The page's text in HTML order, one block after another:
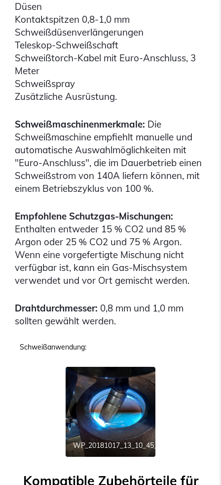
Düsen
Kontaktspitzen 0,8-1,0 mm
Schweißdüsenverlängerungen
Teleskop-Schweißschaft
Schweißtorch-Kabel mit Euro-Anschluss, 3
Meter
Schweißspray
Zusätzliche Ausrüstung.
Schweißmaschinenmerkmale: Die
Schweißmaschine empfiehlt manuelle und
automatische Auswahlmöglichkeiten mit
"Euro-Anschluss", die im Dauerbetrieb einen
Schweißstrom von 140A liefern können, mit
einem Betriebszyklus von 100 %.
Empfohlene Schutzgas-Mischungen:
Enthalten entweder 15 % CO2 und 85 %
Argon oder 25 % CO2 und 75 % Argon.
Wenn eine vorgefertigte Mischung nicht
verfügbar ist, kann ein Gas-Mischsystem
verwendet und vor Ort gemischt werden.
Drahtdurchmesser: 0,8 mm und 1,0 mm
sollten gewählt werden.
Schweißanwendung:
WP_20181017_13_10_45_Pro
Kompatible Zubehörteile für